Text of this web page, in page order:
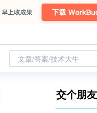
文章/答案/技术大牛
交个朋友